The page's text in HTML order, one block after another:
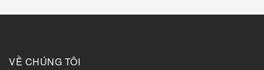
Đài Loan
VỀ CHÚNG TÔI